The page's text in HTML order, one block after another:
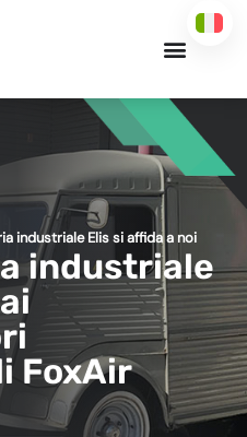
industriale Elis si affida a noi
industriale
FoxAir